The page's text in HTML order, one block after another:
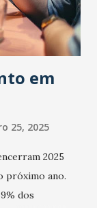
em
25, 2025
2025
próximo ano.
dos